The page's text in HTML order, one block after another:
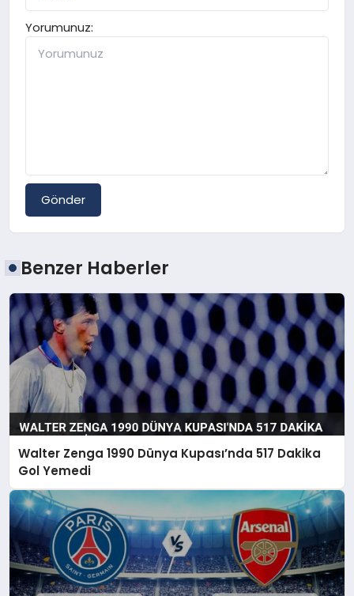
Yorumunuz:
Gönder
Benzer Haberler
Walter Zenga 1990 Dünya Kupası’nda 517 Dakika
Gol Yemedi